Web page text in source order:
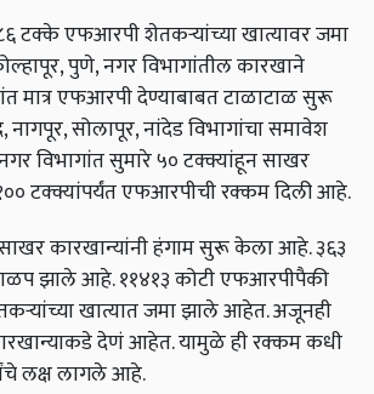
टक्के एफआरपी शेतकऱ्यांच्या खात्यावर जमा
पुणे, नगर विभागांतील कारखाने
मात्र एफआरपी देण्याबाबत टाळाटाळ सुरू
सोलापूर, नांदेड विभागांचा समावेश
विभागांत सुमारे ५० टक्क्यांहून साखर
टक्क्यांपर्यंत एफआरपीची रक्कम दिली आहे.
साखर कारखान्यांनी हंगाम सुरू केला आहे. ३६३
झाले आहे. ११४१३ कोटी एफआरपीपैकी
खात्यात जमा झाले आहेत. अजूनही
देणं आहेत. यामुळे ही रक्कम कधी
लक्ष लागले आहे.